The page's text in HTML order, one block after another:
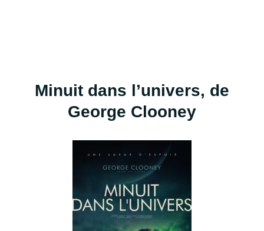
Minuit dans l’univers, de
George Clooney